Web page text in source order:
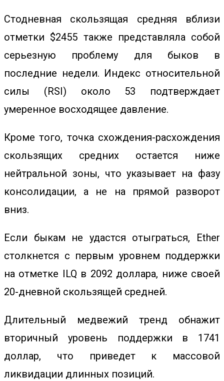
Стодневная скользящая средняя вблизи
отметки $2455 также представляла собой
серьезную проблему для быков в
последние недели. Индекс относительной
силы (RSI) около 53 подтверждает
умеренное восходящее давление.
Кроме того, точка схождения-расхождения
скользящих средних остается ниже
нейтральной зоны, что указывает на фазу
консолидации, а не на прямой разворот
вниз.
Если быкам не удастся отыграться, Ether
столкнется с первым уровнем поддержки
на отметке ILQ в 2092 доллара, ниже своей
20-дневной скользящей средней.
Длительный медвежий тренд обнажит
вторичный уровень поддержки в 1741
доллар, что приведет к массовой
ликвидации длинных позиций.